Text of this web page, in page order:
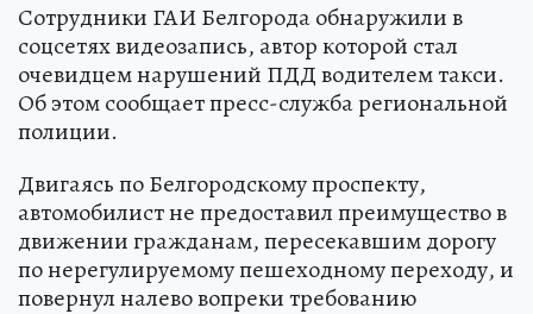
Сотрудники ГАИ Белгорода обнаружили в
соцсетях видеозапись, автор которой стал
очевидцем нарушений ПДД водителем такси.
Об этом сообщает пресс-служба региональной
полиции.
Двигаясь по Белгородскому проспекту,
автомобилист не предоставил преимущество в
движении гражданам, пересекавшим дорогу
по нерегулируемому пешеходному переходу, и
повернул налево вопреки требованию